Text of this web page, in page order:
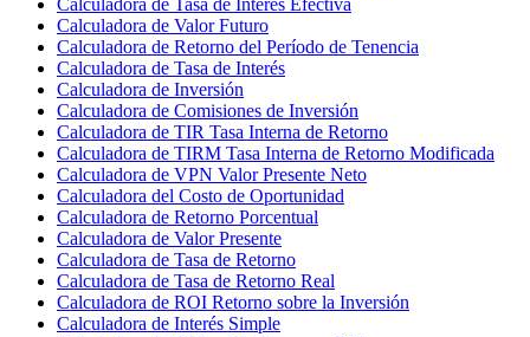
Calculadora de Valor Futuro
Calculadora de Retorno del Período de Tenencia
Calculadora de Tasa de Interés
Calculadora de Inversión
Calculadora de Comisiones de Inversión
Calculadora de TIR Tasa Interna de Retorno
Calculadora de TIRM Tasa Interna de Retorno Modificada
Calculadora de VPN Valor Presente Neto
Calculadora del Costo de Oportunidad
Calculadora de Retorno Porcentual
Calculadora de Valor Presente
Calculadora de Tasa de Retorno
Calculadora de Tasa de Retorno Real
Calculadora de ROI Retorno sobre la Inversión
Calculadora de Interés Simple